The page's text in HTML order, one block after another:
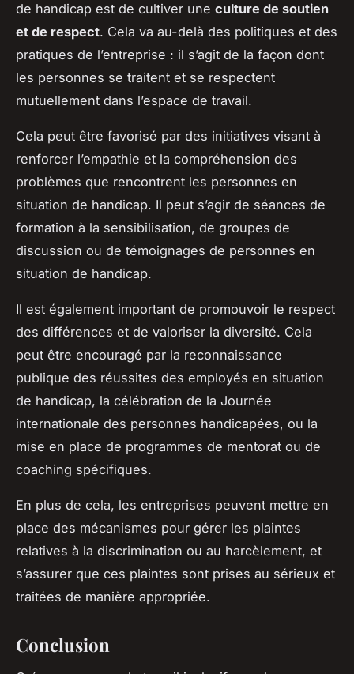
de handicap est de cultiver une culture de soutien
et de respect. Cela va au-delà des politiques et des
pratiques de l’entreprise : il s’agit de la façon dont
les personnes se traitent et se respectent
mutuellement dans l’espace de travail.
Cela peut être favorisé par des initiatives visant à
renforcer l’empathie et la compréhension des
problèmes que rencontrent les personnes en
situation de handicap. Il peut s’agir de séances de
formation à la sensibilisation, de groupes de
discussion ou de témoignages de personnes en
situation de handicap.
Il est également important de promouvoir le respect
des différences et de valoriser la diversité. Cela
peut être encouragé par la reconnaissance
publique des réussites des employés en situation
de handicap, la célébration de la Journée
internationale des personnes handicapées, ou la
mise en place de programmes de mentorat ou de
coaching spécifiques.
En plus de cela, les entreprises peuvent mettre en
place des mécanismes pour gérer les plaintes
relatives à la discrimination ou au harcèlement, et
s’assurer que ces plaintes sont prises au sérieux et
traitées de manière appropriée.
Conclusion